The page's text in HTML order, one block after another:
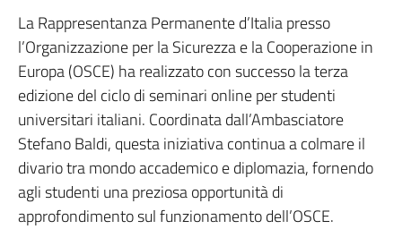
La Rappresentanza Permanente d’Italia presso
l’Organizzazione per la Sicurezza e la Cooperazione in
Europa (OSCE) ha realizzato con successo la terza
edizione del ciclo di seminari online per studenti
universitari italiani. Coordinata dall’Ambasciatore
Stefano Baldi, questa iniziativa continua a colmare il
divario tra mondo accademico e diplomazia, fornendo
agli studenti una preziosa opportunità di
approfondimento sul funzionamento dell’OSCE.